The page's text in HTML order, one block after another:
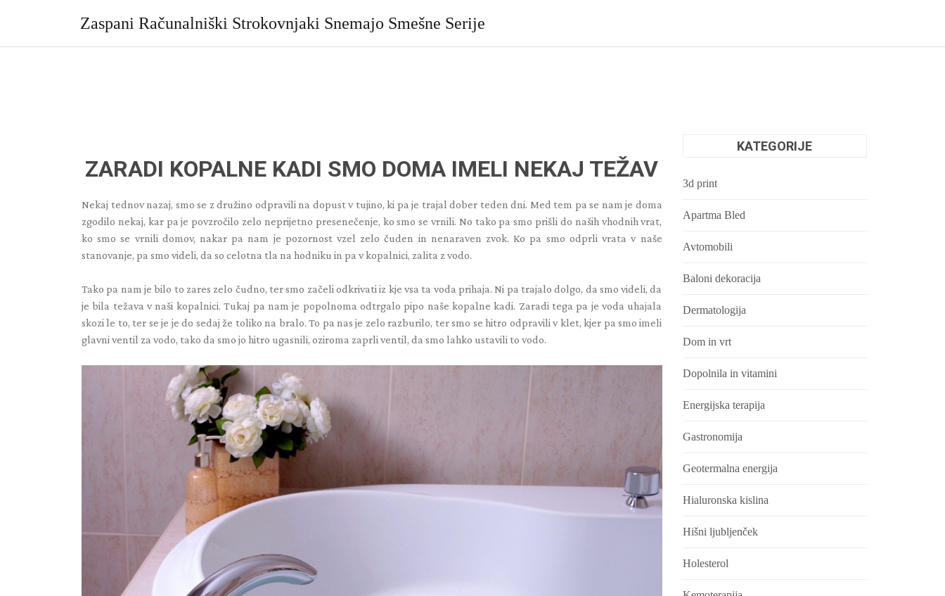
Zaspani Računalniški Strokovnjaki Snemajo Smešne Serije
ZARADI KOPALNE KADI SMO DOMA IMELI NEKAJ TEŽAV
Nekaj tednov nazaj, smo se z družino odpravili na dopust v tujino, ki pa je trajal dober teden dni. Med tem pa se nam je doma
zgodilo nekaj, kar pa je povzročilo zelo neprijetno presenečenje, ko smo se vrnili. No tako pa smo prišli do naših vhodnih vrat,
ko smo se vrnili domov, nakar pa nam je pozornost vzel zelo čuden in nenaraven zvok. Ko pa smo odprli vrata v naše
stanovanje, pa smo videli, da so celotna tla na hodniku in pa v kopalnici, zalita z vodo.
Tako pa nam je bilo to zares zelo čudno, ter smo začeli odkrivati iz kje vsa ta voda prihaja. Ni pa trajalo dolgo, da smo videli, da
je bila težava v naši kopalnici. Tukaj pa nam je popolnoma odtrgalo pipo naše kopalne kadi. Zaradi tega pa je voda uhajala
skozi le to, ter se je je do sedaj že toliko na bralo. To pa nas je zelo razburilo, ter smo se hitro odpravili v klet, kjer pa smo imeli
glavni ventil za vodo, tako da smo jo hitro ugasnili, oziroma zaprli ventil, da smo lahko ustavili to vodo.
KATEGORIJE
3d print
Apartma Bled
Avtomobili
Baloni dekoracija
Dermatologija
Dom in vrt
Dopolnila in vitamini
Energijska terapija
Gastronomija
Geotermalna energija
Hialuronska kislina
Hišni ljubljenček
Holesterol